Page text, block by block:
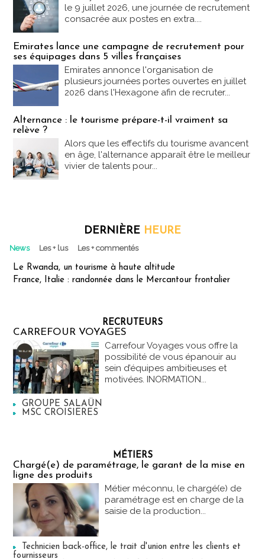
le 9 juillet 2026, une journée de recrutement
consacrée aux postes en extra....
Emirates lance une campagne de recrutement pour
ses équipages dans 5 villes françaises
Emirates annonce l'organisation de
plusieurs journées portes ouvertes en juillet
2026 dans l'Hexagone afin de recruter...
Alternance : le tourisme prépare-t-il vraiment sa
relève ?
Alors que les effectifs du tourisme avancent
en âge, l'alternance apparaît être le meilleur
vivier de talents pour...
DERNIÈRE HEURE
News Les + lus Les + commentés
Le Rwanda, un tourisme à haute altitude
France, Italie : randonnée dans le Mercantour frontalier
RECRUTEURS
CARREFOUR VOYAGES
Carrefour Voyages vous offre la
possibilité de vous épanouir au
sein d’équipes ambitieuses et
motivées. INORMATION...
GROUPE SALAÜN
MSC CROISIERES
MÉTIERS
Chargé(e) de paramétrage, le garant de la mise en
ligne des produits
Métier méconnu, le chargé(e) de
paramétrage est en charge de la
saisie de la production...
Technicien back-office, le trait d'union entre les clients et
fournisseurs